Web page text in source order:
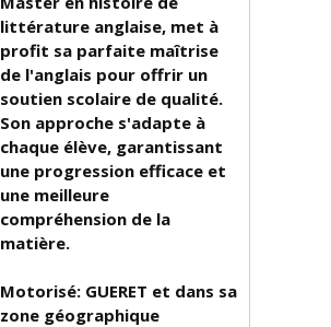
littérature anglaise, met à
profit sa parfaite maîtrise
de l'anglais pour offrir un
soutien scolaire de qualité.
Son approche s'adapte à
chaque élève, garantissant
une progression efficace et
une meilleure
compréhension de la
matière.
Motorisé: GUERET et dans sa
zone géographique